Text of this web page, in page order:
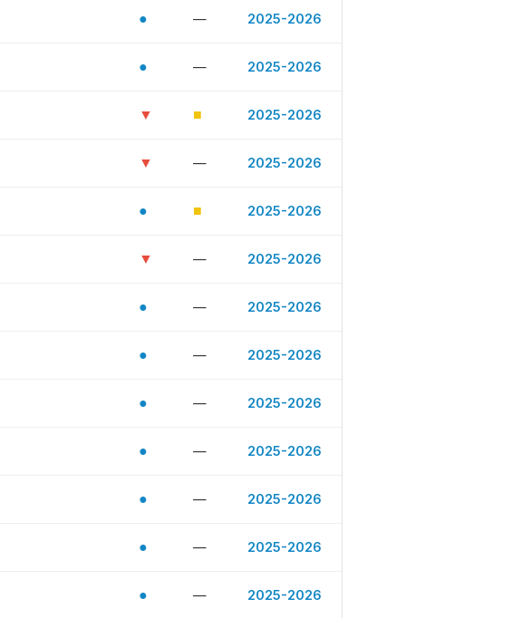
● — 2025-2026
● — 2025-2026
▼ ■ 2025-2026
▼ — 2025-2026
● ■ 2025-2026
▼ — 2025-2026
● — 2025-2026
● — 2025-2026
● — 2025-2026
● — 2025-2026
● — 2025-2026
● — 2025-2026
● — 2025-2026